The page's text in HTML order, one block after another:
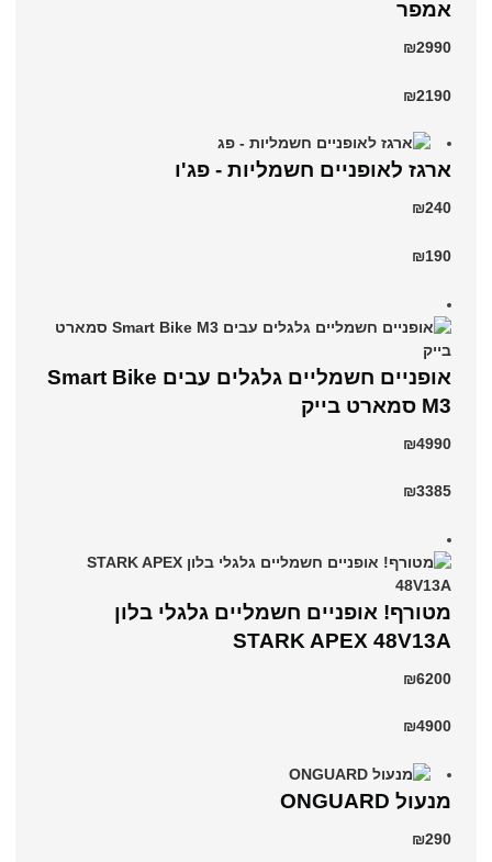
אמפר
₪2990
₪2190
ארגז לאופניים חשמליות - פג'ו
₪240
₪190
אופניים חשמליים גלגלים עבים Smart Bike
M3 סמארט בייק
₪4990
₪3385
מטורף! אופניים חשמליים גלגלי בלון
STARK APEX 48V13A
₪6200
₪4900
מנעול ONGUARD
₪290